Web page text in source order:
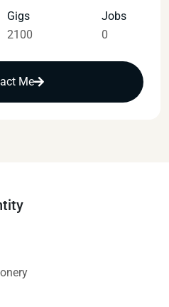
Gigs
2100
Jobs
0
Me